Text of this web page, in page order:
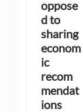
oppose
d to
sharing
econom
ic
recom
mendat
ions